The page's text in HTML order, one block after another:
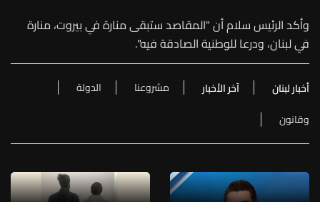
وأكد الرئيس سلام أن "المقاصد ستبقى منارة في بيروت، منارة
في لبنان، ودرعا للوطنية الصادقة فيه".
أخبار لبنان آخر الأخبار مشروعنا
الدولة
وقانون